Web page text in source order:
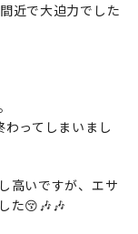
近で大迫力でした
ってしまいまし
高いですが、エサ
た😚🎶🎶